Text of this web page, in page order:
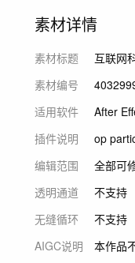
素材详情
素材标题
互联网
素材编号
适用软件
After
插件说明
op
编辑范围
全部可
透明通道
不支持
无缝循环
不支持
AIGC说明
本作品